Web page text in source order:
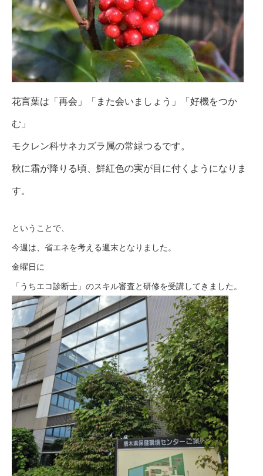
花言葉は「再会」「また会いましょう」「好機をつか
む」
モクレン科サネカズラ属の常緑つるです。
秋に霜が降りる頃、鮮紅色の実が目に付くようになりま
す。
ということで、
今週は、省エネを考える週末となりました。
金曜日に
「うちエコ診断士」のスキル審査と研修を受講してきました。